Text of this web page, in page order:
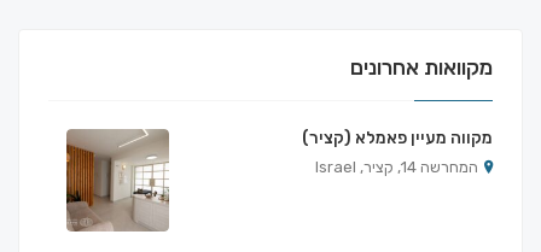
מקוואות אחרונים
מקווה מעיין פאמלא (קציר)
המחרשה 14, קציר, Israel